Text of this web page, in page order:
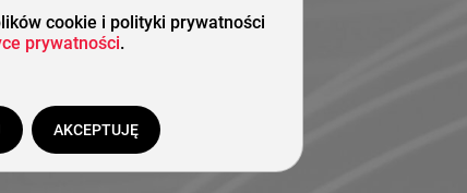
cookie i polityki prywatności
prywatności.
AKCEPTUJĘ